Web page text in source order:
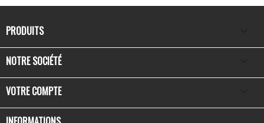
PRODUITS
NOTRE SOCIÉTÉ
VOTRE COMPTE